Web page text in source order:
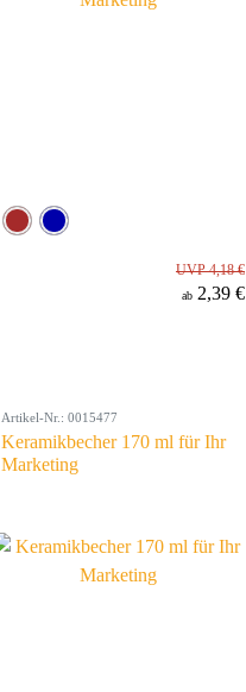
UVP 4,18 €
ab 2,39 €
Artikel-Nr.: 0015477
Keramikbecher 170 ml für Ihr
Marketing